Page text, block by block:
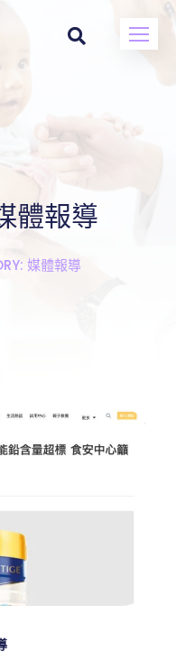
體報導
媒體報導